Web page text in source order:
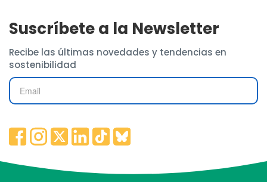
Suscríbete a la Newsletter
Recibe las últimas novedades y tendencias en
sostenibilidad